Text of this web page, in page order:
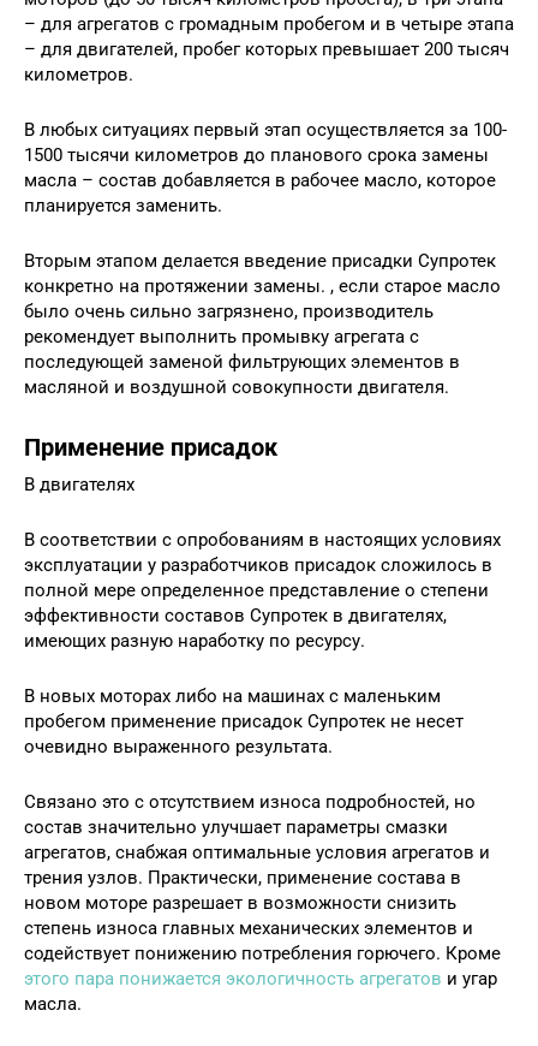
– для агрегатов с громадным пробегом и в четыре этапа
– для двигателей, пробег которых превышает 200 тысяч
километров.
В любых ситуациях первый этап осуществляется за 100-
1500 тысячи километров до планового срока замены
масла – состав добавляется в рабочее масло, которое
планируется заменить.
Вторым этапом делается введение присадки Супротек
конкретно на протяжении замены. , если старое масло
было очень сильно загрязнено, производитель
рекомендует выполнить промывку агрегата с
последующей заменой фильтрующих элементов в
масляной и воздушной совокупности двигателя.
Применение присадок
В двигателях
В соответствии с опробованиям в настоящих условиях
эксплуатации у разработчиков присадок сложилось в
полной мере определенное представление о степени
эффективности составов Супротек в двигателях,
имеющих разную наработку по ресурсу.
В новых моторах либо на машинах с маленьким
пробегом применение присадок Супротек не несет
очевидно выраженного результата.
Связано это с отсутствием износа подробностей, но
состав значительно улучшает параметры смазки
агрегатов, снабжая оптимальные условия агрегатов и
трения узлов. Практически, применение состава в
новом моторе разрешает в возможности снизить
степень износа главных механических элементов и
содействует понижению потребления горючего. Кроме
этого пара понижается экологичность агрегатов и угар
масла.